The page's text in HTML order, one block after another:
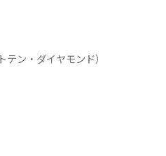
ン・ダイヤモンド）